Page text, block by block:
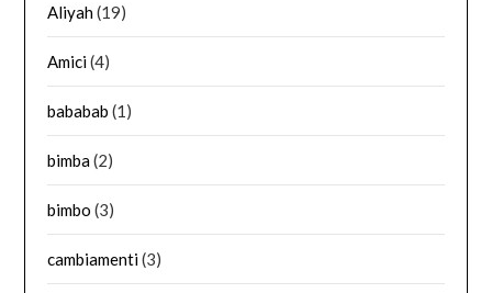
Aliyah(19)
Amici(4)
bababab (1)
bimba(2)
bimbo (3)
cambiamenti(3)